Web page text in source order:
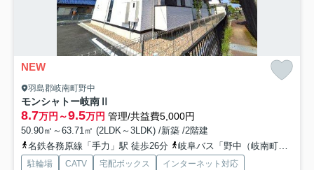
NEW
羽島郡岐南町野中
モンシャトー岐南Ⅱ
8.7万円～9.5万円 管理/共益費5,000円
50.90㎡～63.71㎡ (2LDK～3LDK) /新築 /2階建
名鉄各務原線「手力」駅 徒歩26分
岐阜バス「野中（岐南町）」バス停下車 徒歩3分
駐輪場 CATV 宅配ボックス
インターネット対応